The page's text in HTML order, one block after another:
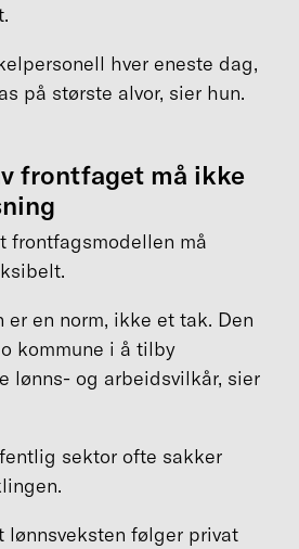
hver eneste dag,
på største alvor, sier hun.
frontfaget må ikke
frontfagsmodellen må
er en norm, ikke et tak. Den
kommune i å tilby
lønns- og arbeidsvilkår, sier
sektor ofte sakker
lønnsveksten følger privat